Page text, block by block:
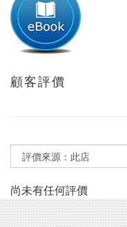
顧客評價
尚未有任何評價